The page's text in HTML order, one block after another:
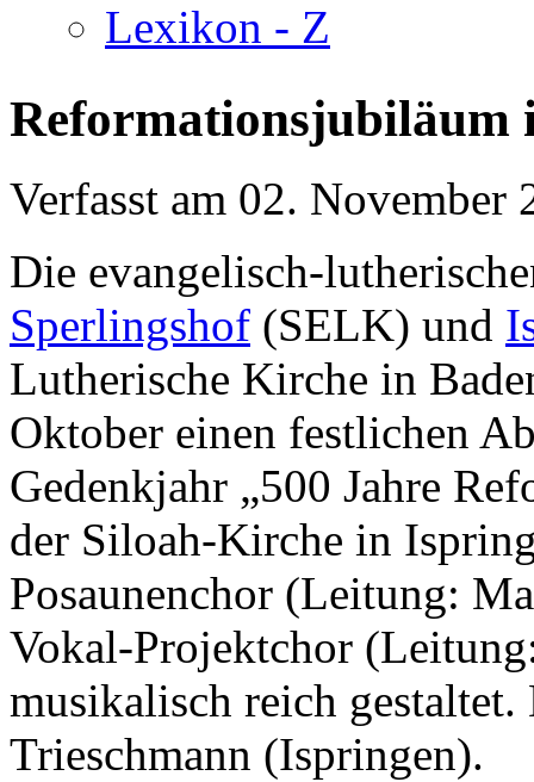
Lexikon - Z
Reformationsjubiläum
Verfasst am 02. November
Die evangelisch-
Sperlingshof (SELK) und
Lutherische Kirche in
Oktober einen festlichen
Gedenkjahr „500 Jahre
der Siloah-Kirche in
Posaunenchor (Leitung:
Vokal-Projektchor
musikalisch reich
Trieschmann (Ispringen).